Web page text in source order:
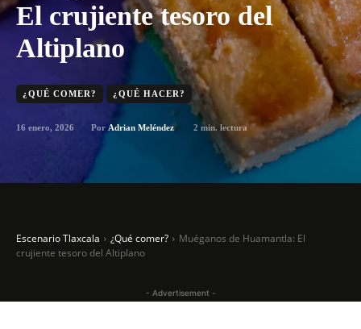
El crujiente tesoro del
Altiplano
¿QUÉ COMER? ¿QUÉ HACER?
16 enero, 2026 Por Adrian Meléndez 2 min. lectura
Escenario Tlaxcala ¿Qué comer?
Muéganos de Huamantla: El
crujiente tesoro del Altiplano
- Advertisement -